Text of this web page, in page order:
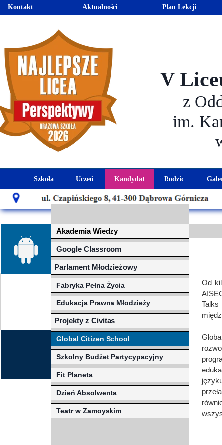
Od
Fit Planeta
Teatr w Zamoyskim
Dzień Absolwenta
Projekty z Civitas
Szkolny Budżet Partycypacyjny
Global Citizen School
Parlament Młodzieżowy
Edukacja Prawna Młodzieży
Fabryka Pełna Życia
Google Classroom
Akademia Wiedzy
Rodzic
Harmonogram
Pomoc
Szkoła
Historia szkoły
Misja szkoły
Kadra pedagogiczna
Rada Szkoły
Sukcesy
Edukator roku
Ambasador Zamoyskiego
Biblioteka szkolna
Pedagog i Psycholog
Uczeń
Kalendarz roku szkolnego
Egzaminy i sprawdziany
Matura
Samorząd Szkolny
Wykaz podręczników
Projekty edukacyjne
Rzecznik Praw Ucznia
mLegitymacja
Konkursy, wykłady
Doradca Zawodowy
Gabinet PZiPP
Kandydat
Aktualności dla
Sprawdzian kompetencji
Ważne terminy
Regulamin rekrutacji
Dlaczego Zamoyski?
System rekrutacji
V
z
im.
Plan Lekcji
Aktualności
Kontakt